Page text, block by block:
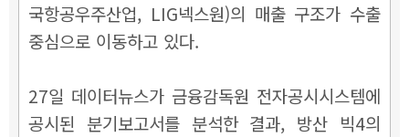
국항공우주산업, LIG넥스원)의 매출 구조가 수출
중심으로 이동하고 있다.
27일 데이터뉴스가 금융감독원 전자공시시스템에
공시된 분기보고서를 분석한 결과, 방산 빅4의